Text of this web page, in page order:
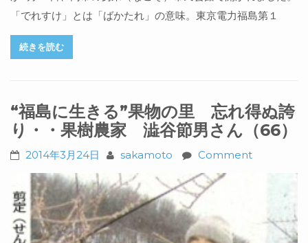
「でれすけ」とは「ばかたれ」の意味。東京電力福島第１
続きを読む
“福島に生きる”果物の里 忘れ得ぬ誇
り・・果樹農家 澁谷節男さん（66）
2014年3月24日 sakamoto Comment